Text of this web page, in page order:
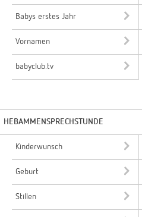
Babys erstes Jahr
Vornamen
babyclub.tv
HEBAMMENSPRECHSTUNDE
Kinderwunsch
Geburt
Stillen